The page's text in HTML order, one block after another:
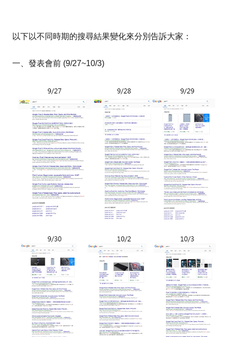
以下以不同時期的搜尋結果變化來分別告訴大家：
一、發表會前 (9/27~10/3)